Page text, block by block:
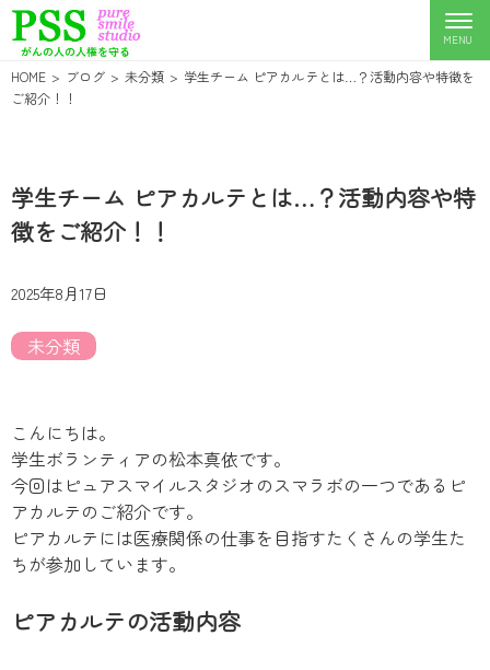
HOME ブログ 未分類
学生チーム ピアカルテとは…？活動内容や特徴を
ご紹介！！
学生チーム ピアカルテとは…？活動内容や特
徴をご紹介！！
2025年8月17日
未分類
こんにちは。
学生ボランティアの松本真依です。
今回はピュアスマイルスタジオのスマラボの一つであるピ
アカルテのご紹介です。
ピアカルテには医療関係の仕事を目指すたくさんの学生た
ちが参加しています。
ピアカルテの活動内容